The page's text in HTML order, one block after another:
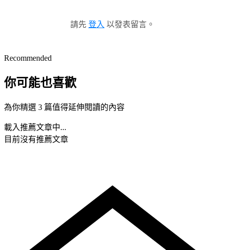
請先 登入 以發表留言。
Recommended
你可能也喜歡
為你精選 3 篇值得延伸閱讀的內容
載入推薦文章中...
目前沒有推薦文章